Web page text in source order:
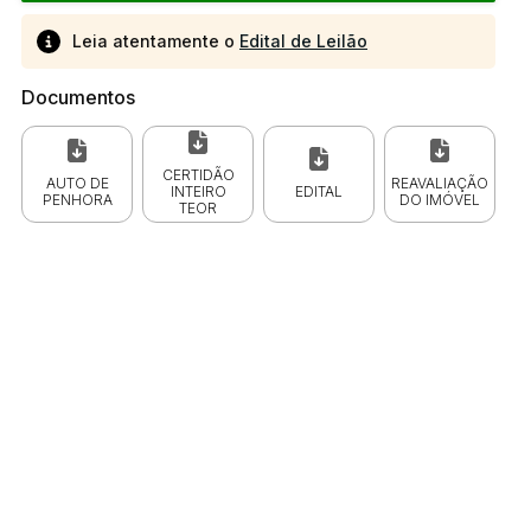
Leia atentamente o Edital de Leilão
Documentos
AUTO DE
PENHORA
CERTIDÃO
INTEIRO
TEOR
EDITAL
REAVALIAÇÃO
DO IMÓVEL